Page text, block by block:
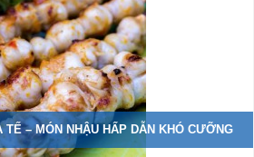
TẾ – MÓN NHẬU HẤP DẪN KHÓ CƯỠNG